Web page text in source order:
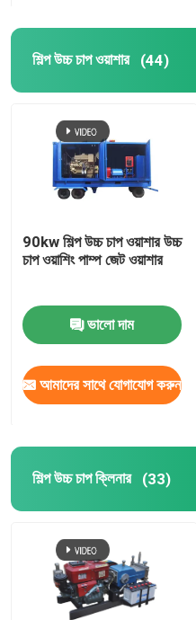
শিল্প উচ্চ চাপ ওয়াশার (44)
90kw শিল্প উচ্চ চাপ ওয়াশার উচ্চ
চাপ ওয়াশিং পাম্প জেট ওয়াশার
ভালো দাম
আমাদের সাথে যোগাযোগ করুন
শিল্প উচ্চ চাপ ক্লিনার (33)